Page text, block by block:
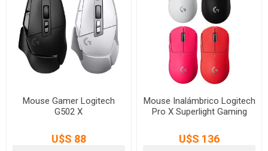
Mouse Gamer Logitech
G502 X
U$S 88
Mouse Inalámbrico Logitech
Pro X Superlight Gaming
U$S 136